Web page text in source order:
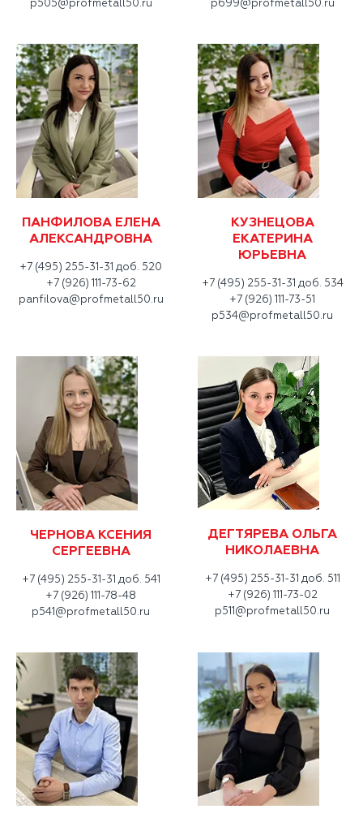
p505@profmetall50.ru
p699@profmetall50.ru
ПАНФИЛОВА ЕЛЕНА
АЛЕКСАНДРОВНА
+7 (495) 255-31-31 доб. 520
+7 (926) 111-73-62
panfilova@profmetall50.ru
КУЗНЕЦОВА
ЕКАТЕРИНА
ЮРЬЕВНА
+7 (495) 255-31-31 доб. 534
+7 (926) 111-73-51
p534@profmetall50.ru
ЧЕРНОВА КСЕНИЯ
СЕРГЕЕВНА
+7 (495) 255-31-31 доб. 541
+7 (926) 111-78-48
p541@profmetall50.ru
ДЕГТЯРЕВА ОЛЬГА
НИКОЛАЕВНА
+7 (495) 255-31-31 доб. 511
+7 (926) 111-73-02
p511@profmetall50.ru